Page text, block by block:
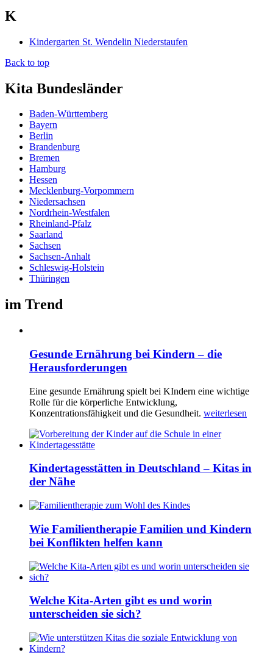
K
Kindergarten St. Wendelin Niederstaufen
Back to top
Kita Bundesländer
Baden-Württemberg
Bayern
Berlin
Brandenburg
Bremen
Hamburg
Hessen
Mecklenburg-Vorpommern
Niedersachsen
Nordrhein-Westfalen
Rheinland-Pfalz
Saarland
Sachsen
Sachsen-Anhalt
Schleswig-Holstein
Thüringen
im Trend
Gesunde Ernährung bei Kindern – die
Herausforderungen
Eine gesunde Ernährung spielt bei KIndern eine wichtige
Rolle für die körperliche Entwicklung,
Konzentrationsfähigkeit und die Gesundheit. weiterlesen
Kindertagesstätten in Deutschland – Kitas in
der Nähe
Wie Familientherapie Familien und Kindern
bei Konflikten helfen kann
Welche Kita-Arten gibt es und worin
unterscheiden sie sich?